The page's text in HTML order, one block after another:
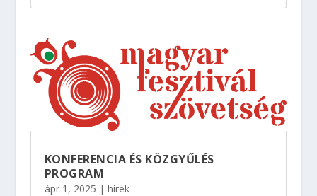
KONFERENCIA ÉS KÖZGYŰLÉS
PROGRAM
ápr 1, 2025 | hírek